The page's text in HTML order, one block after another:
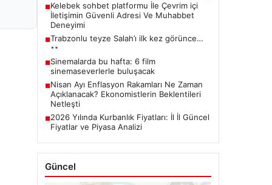
■Kelebek sohbet platformu İle Çevrim içi
İletişimin Güvenli Adresi Ve Muhabbet
Deneyimi
■Trabzonlu teyze Salah’ı ilk kez görünce…
■Sinemalarda bu hafta: 6 film
sinemaseverlerle buluşacak
■Nisan Ayı Enflasyon Rakamları Ne Zaman
Açıklanacak? Ekonomistlerin Beklentileri
Netleşti
■2026 Yılında Kurbanlık Fiyatları: İl İl Güncel
Fiyatlar ve Piyasa Analizi
Güncel